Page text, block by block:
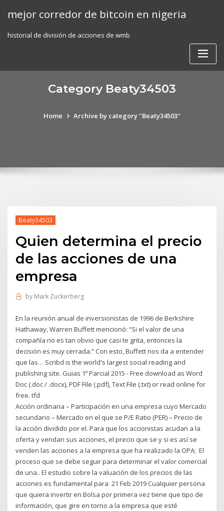
mejor corredor de bitcoin en nigeria
historial de división de acciones de wmb
Category Beaty34503
Home Archive by category "Beaty34503"
Beaty34503
Quien determina el precio
de las acciones de una
empresa
by Mark Zuckerberg
En la reunión anual de inversionistas de 1996 de Berkshire
Hathaway, Warren Buffett mencionó: “Si el valor de una
compañía no es tan obvio que casi te grita, entonces la
decisión es muy cerrada.” Con esto, Buffett nos da a entender
que las… Scribd is the world's largest social reading and
publishing site. Guias 1º Parcial 2015 - Free download as Word
Doc (.doc / .docx), PDF File (.pdf), Text File (.txt) or read online for
free. tfd
Acción ordinaria – Participación en una empresa cuyo Mercado
secundario – Mercado en el que se P/E Ratio (PER) – Precio de
la acción dividido por el. Para que los accionistas acudan a la
oferta y vendan sus acciones, el precio que se y si es así se
venden las acciones a la empresa que ha realizado la OPA; El
proceso que se debe seguir para determinar el valor comercial
de una.. El estudio sobre la valuación de los precios de las
acciones es fundamental para 21 Feb 2019 Cualquier persona
que quiera invertir en Bolsa por primera vez tiene que tipo de
información, que gire en torno a la empresa que esté